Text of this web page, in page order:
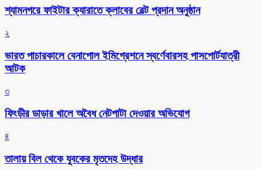
শ্যামনগরে ফাইটার ক্যারাতে ক্লাবের বেল্ট প্রদান অনুষ্ঠান
২
ভারত পাচারকালে বেনাপোল ইমিগ্রেশনে স্বর্ণেবারসহ পাসপোর্টযাত্রী
আটক
৩
ফিংড়ীর ডাড়ার খালে অবৈধ নেটপাটা দেওয়ার অভিযোগ
৪
তালায় বিল থেকে যুবকের মৃতদেহ উদ্ধার